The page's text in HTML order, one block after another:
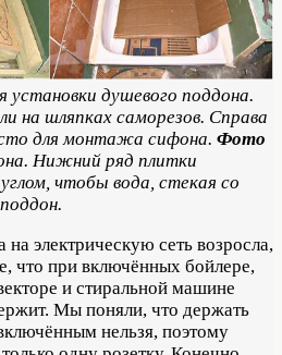
установки душевого поддона.
на шляпках саморезов. Справа
для монтажа сифона. Фото
Нижний ряд плитки
чтобы вода, стекая со
на электрическую сеть возросла,
что при включённых бойлере,
и стиральной машине
Мы поняли, что держать
нельзя, поэтому